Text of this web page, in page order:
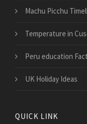
Machu Picchu
Temperature in
Peru education
UK Holiday Ideas
QUICK LINK